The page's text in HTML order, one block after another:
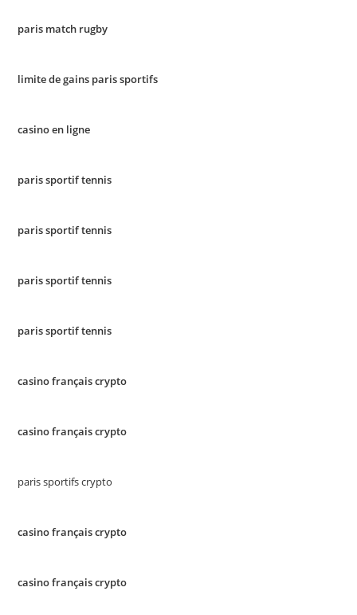
paris match rugby
limite de gains paris sportifs
casino en ligne
paris sportif tennis
paris sportif tennis
paris sportif tennis
paris sportif tennis
casino français crypto
casino français crypto
paris sportifs crypto
casino français crypto
casino français crypto